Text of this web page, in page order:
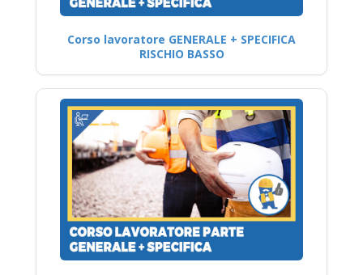
Corso lavoratore GENERALE + SPECIFICA
RISCHIO BASSO